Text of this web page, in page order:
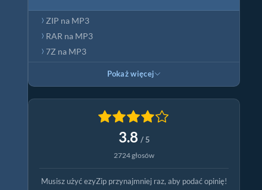
ZIP na MP3
RAR na MP3
7Z na MP3
Pokaż więcej
3.8 / 5
2724 głosów
Musisz użyć ezyZip przynajmniej raz, aby podać opinię!